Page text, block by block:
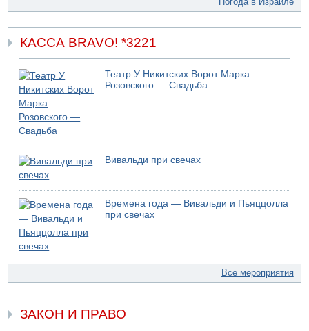
ДТП в Ашдоде: тяжело ранены двое маленьких детей
КАССА BRAVO! *3221
Театр У Никитских Ворот Марка
Розовского — Свадьба
Вивальди при свечах
Времена года — Вивальди и Пьяццолла
при свечах
Все мероприятия
ЗАКОН И ПРАВО